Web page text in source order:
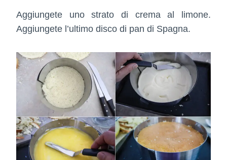
Aggiungete uno strato di crema al limone.
Aggiungete l’ultimo disco di pan di Spagna.